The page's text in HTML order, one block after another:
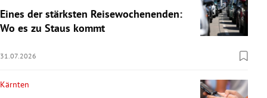
Eines der stärksten Reisewochenenden:
Wo es zu Staus kommt
31.07.2026
Kärnten